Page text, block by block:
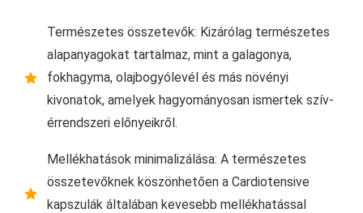
Természetes összetevők: Kizárólag természetes
alapanyagokat tartalmaz, mint a galagonya,
fokhagyma, olajbogyólevél és más növényi
kivonatok, amelyek hagyományosan ismertek szív-
érrendszeri előnyeikről.
Mellékhatások minimalizálása: A természetes
összetevőknek köszönhetően a Cardiotensive
kapszulák általában kevesebb mellékhatással